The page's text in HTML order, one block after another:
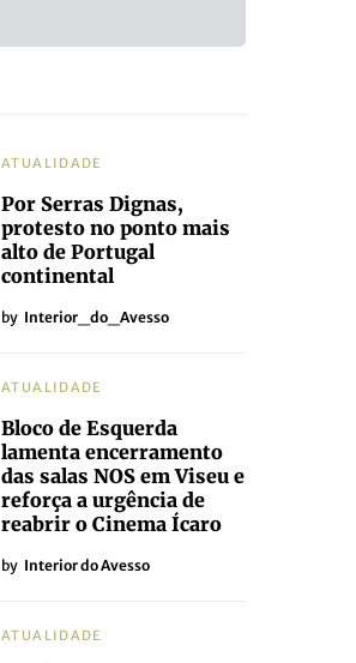
ATUALIDADE
Por Serras Dignas,
protesto no ponto mais
alto de Portugal
continental
by Interior_do_Avesso
ATUALIDADE
Bloco de Esquerda
lamenta encerramento
das salas NOS em Viseu e
reforça a urgência de
reabrir o Cinema Ícaro
by Interior do Avesso
ATUALIDADE